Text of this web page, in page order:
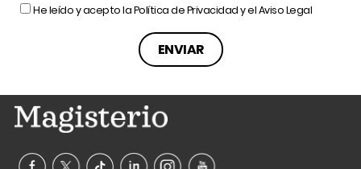
He leído y acepto laPolítica de Privacidady elAviso Legal